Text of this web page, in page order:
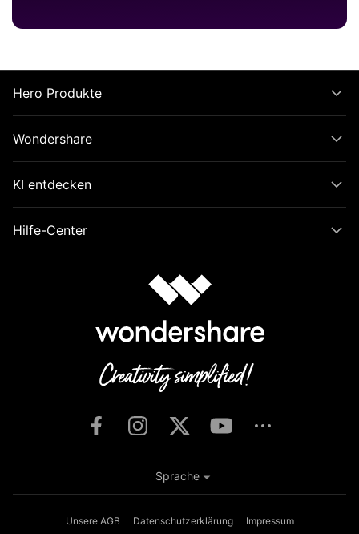
Hero Produkte
Wondershare
KI entdecken
Hilfe-Center
Unsere AGB Datenschutzerklärung Impressum
Sprache